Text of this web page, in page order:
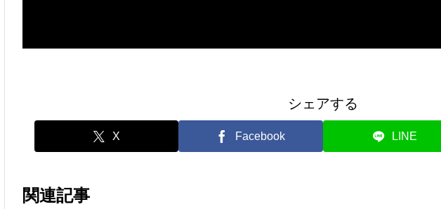
シェアする
X Facebook LINE
関連記事